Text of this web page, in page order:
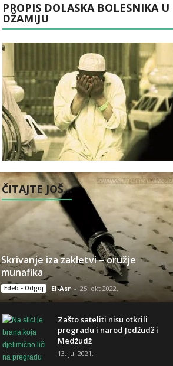
PROPIS DOLASKA BOLESNIKA U
DŽAMIJU
ČITAJTE JOŠ...
Skrivanje iza zakletvi – oružje
munafika
Edeb - Odgoj El-Asr - 25. okt 2022.
Zašto sateliti nisu otkrili
pregradu i narod Jedžudž i
Medžudž
13. jul 2021.